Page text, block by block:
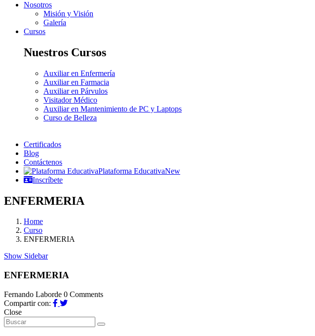
Nosotros
Misión y Visión
Galería
Cursos
Nuestros Cursos
Auxiliar en Enfermería
Auxiliar en Farmacia
Auxiliar en Párvulos
Visitador Médico
Auxiliar en Mantenimiento de PC y Laptops
Curso de Belleza
Certificados
Blog
Contáctenos
Plataforma EducativaNew
Inscríbete
ENFERMERIA
Home
Curso
ENFERMERIA
Show Sidebar
ENFERMERIA
Fernando Laborde 0 Comments
Compartir con:
Close